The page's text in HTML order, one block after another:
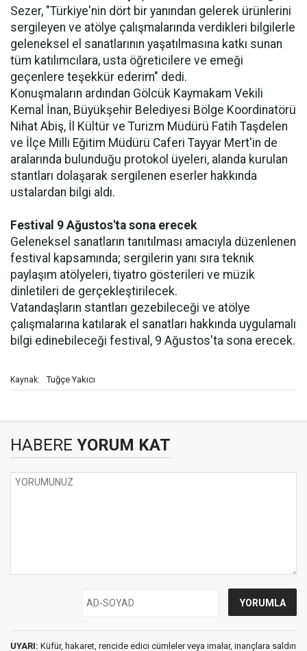
Sezer, "Türkiye'nin dört bir yanından gelerek ürünlerini
sergileyen ve atölye çalışmalarında verdikleri bilgilerle
geleneksel el sanatlarının yaşatılmasına katkı sunan
tüm katılımcılara, usta öğreticilere ve emeği
geçenlere teşekkür ederim" dedi.
Konuşmaların ardından Gölcük Kaymakam Vekili
Kemal İnan, Büyükşehir Belediyesi Bölge Koordinatörü
Nihat Abiş, İl Kültür ve Turizm Müdürü Fatih Taşdelen
ve İlçe Milli Eğitim Müdürü Caferi Tayyar Mert'in de
aralarında bulunduğu protokol üyeleri, alanda kurulan
stantları dolaşarak sergilenen eserler hakkında
ustalardan bilgi aldı.
Festival 9 Ağustos'ta sona erecek
Geleneksel sanatların tanıtılması amacıyla düzenlenen
festival kapsamında; sergilerin yanı sıra teknik
paylaşım atölyeleri, tiyatro gösterileri ve müzik
dinletileri de gerçekleştirilecek.
Vatandaşların stantları gezebileceği ve atölye
çalışmalarına katılarak el sanatları hakkında uygulamalı
bilgi edinebileceği festival, 9 Ağustos'ta sona erecek.
Kaynak: Tuğçe Yakıcı
HABERE YORUM KAT
UYARI: Küfür, hakaret, rencide edici cümleler veya imalar, inançlara saldırı